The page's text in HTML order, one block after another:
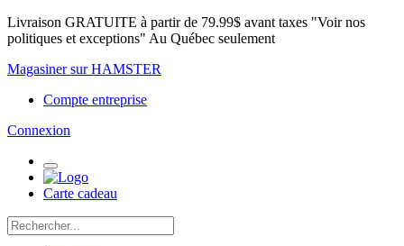
Livraison GRATUITE à partir de 79.99$ avant taxes "Voir nos
politiques et exceptions" Au Québec seulement
Magasiner sur HAMSTER
Compte entreprise
Connexion
Carte cadeau